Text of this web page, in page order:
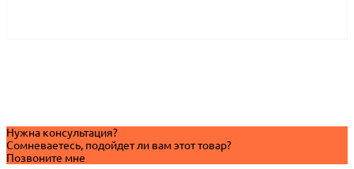
Нужна консультация?
Сомневаетесь, подойдет ли вам этот товар?
Позвоните мне